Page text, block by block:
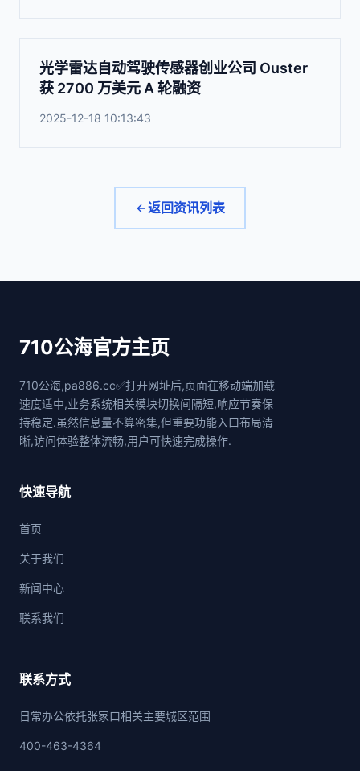
光学雷达自动驾驶传感器创业公司 Ouster
获 2700 万美元 A 轮融资
2025-12-18 10:13:43
返回资讯列表
710公海官方主页
710公海,pa886.cc✅打开网址后,页面在移动端加载
速度适中,业务系统相关模块切换间隔短,响应节奏保
持稳定.虽然信息量不算密集,但重要功能入口布局清
晰,访问体验整体流畅,用户可快速完成操作.
快速导航
首页
关于我们
新闻中心
联系我们
联系方式
日常办公依托张家口相关主要城区范围
400-463-4364